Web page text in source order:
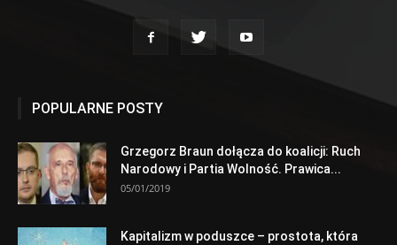
POPULARNE POSTY
Grzegorz Braun dołącza do koalicji: Ruch
Narodowy i Partia Wolność. Prawica...
05/01/2019
Kapitalizm w poduszce – prostota, która